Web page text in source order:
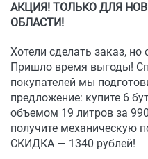
АКЦИЯ! ТОЛЬКО ДЛЯ
ОБЛАСТИ!
Хотели сделать заказ,
Пришло время выгоды!
покупателей мы
предложение: купите 6
объемом 19 литров за
получите механическую
СКИДКА — 1340 рублей!